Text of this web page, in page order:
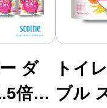
礎知識
断ダ
倍巻
トイ
ブル ス